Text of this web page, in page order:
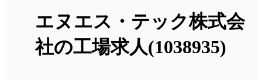
エヌエス・テック株式会
社の工場求人(1038935)